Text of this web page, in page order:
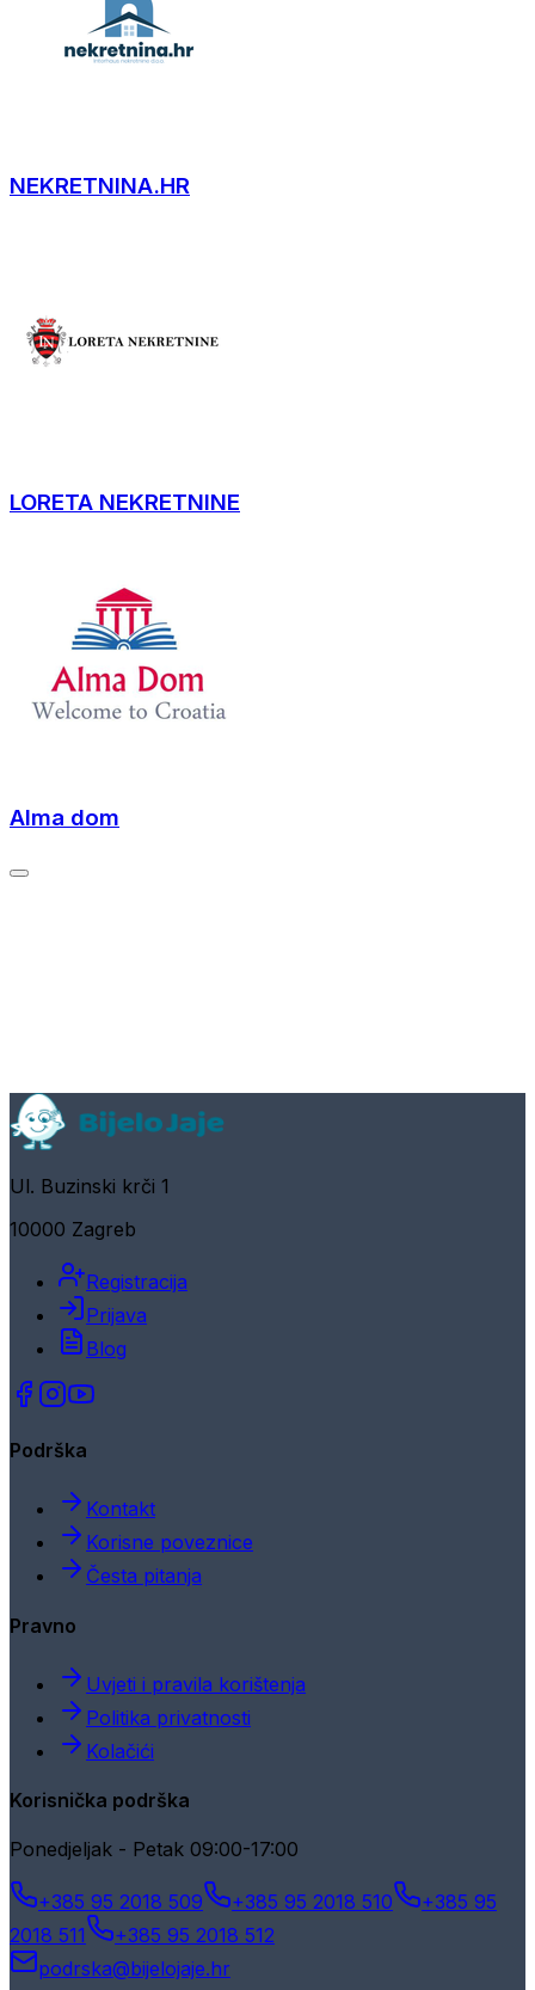
NEKRETNINA.HR
LORETA NEKRETNINE
Alma dom
Ul. Buzinski krči 1
10000 Zagreb
Registracija
Prijava
Blog
Podrška
Kontakt
Korisne poveznice
Česta pitanja
Pravno
Uvjeti i pravila korištenja
Politika privatnosti
Kolačići
Korisnička podrška
Ponedjeljak - Petak 09:00-17:00
+385 95 2018 509 +385 95 2018 510
+385 95
2018 511
+385 95 2018 512
podrska@bijelojaje.hr